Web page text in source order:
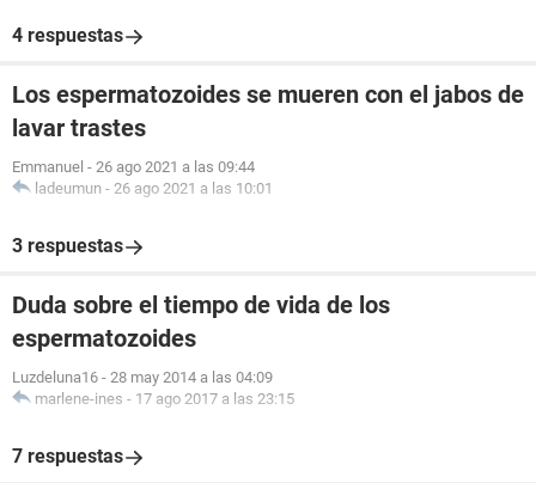
4 respuestas
Los espermatozoides se mueren con el jabos de
lavar trastes
Emmanuel - 26 ago 2021 a las 09:44
ladeumun - 26 ago 2021 a las 10:01
3 respuestas
Duda sobre el tiempo de vida de los
espermatozoides
Luzdeluna16 - 28 may 2014 a las 04:09
marlene-ines - 17 ago 2017 a las 23:15
7 respuestas